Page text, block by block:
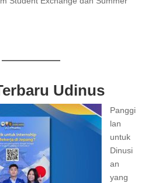
Udinus
Panggi
lan
untuk
Dinusi
an
yang